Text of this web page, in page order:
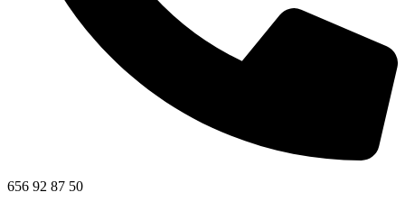
656 92 87 50